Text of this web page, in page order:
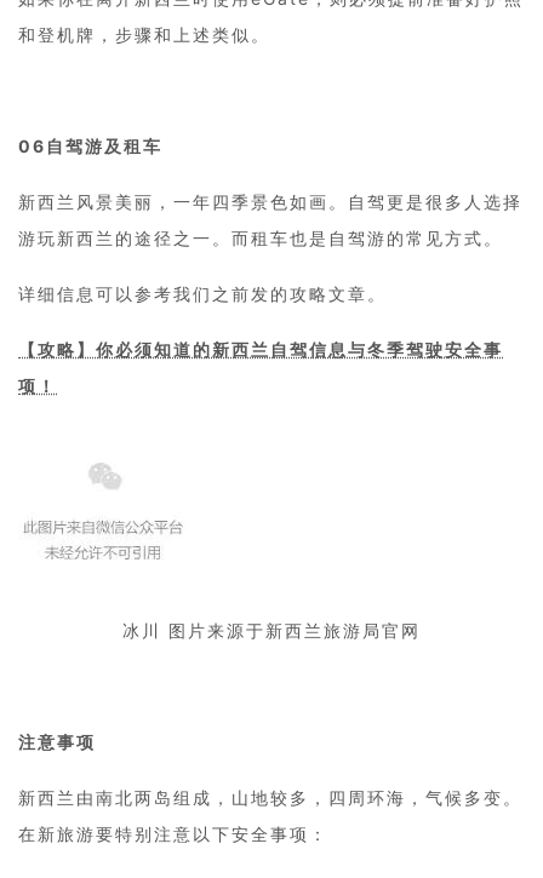
和登机牌，步骤和上述类似。
06 自驾游及租车
新西兰风景美丽，一年四季景色如画。自驾更是很多人选择
游玩新西兰的途径之一。而租车也是自驾游的常见方式。
详细信息可以参考我们之前发的攻略文章。
【攻略】你必须知道的新西兰自驾信息与冬季驾驶安全事
项！
冰川 图片来源于新西兰旅游局官网
注意事项
新西兰由南北两岛组成，山地较多，四周环海，气候多变。
在新旅游要特别注意以下安全事项：